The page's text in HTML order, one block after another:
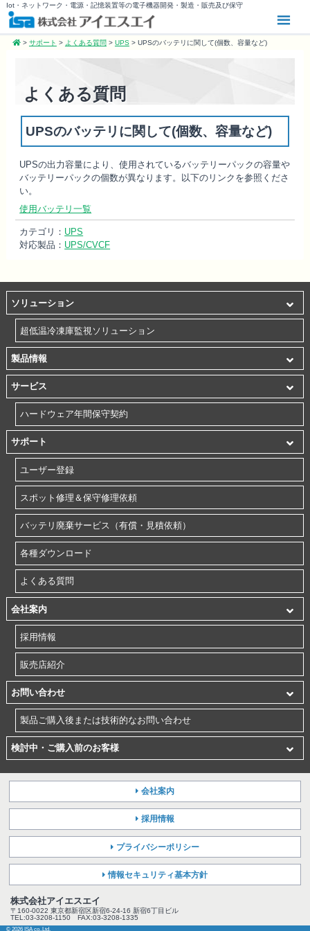
Iot・ネットワーク・電源・記憶装置等の電子機器開発・製造・販売及び保守
> サポート > よくある質問 > UPS> UPSのバッテリに関して(個数、容量など)
よくある質問
UPSのバッテリに関して(個数、容量など)
UPSの出力容量により、使用されているバッテリーパックの容量や
バッテリーパックの個数が異なります。以下のリンクを参照くださ
い。
使用バッテリ一覧
カテゴリ： UPS
対応製品： UPS/CVCF
ソリューション
超低温冷凍庫監視ソリューション
製品情報
サービス
ハードウェア年間保守契約
サポート
ユーザー登録
スポット修理＆保守修理依頼
バッテリ廃棄サービス（有償・見積依頼）
各種ダウンロード
よくある質問
会社案内
採用情報
販売店紹介
お問い合わせ
製品ご購入後または技術的なお問い合わせ
検討中・ご購入前のお客様
会社案内
採用情報
プライバシーポリシー
情報セキュリティ基本方針
株式会社アイエスエイ
〒160-0022 東京都新宿区新宿6-24-16 新宿6丁目ビル
TEL:03-3208-1150 FAX:03-3208-1335
© 2026 ISA co.,Ltd.